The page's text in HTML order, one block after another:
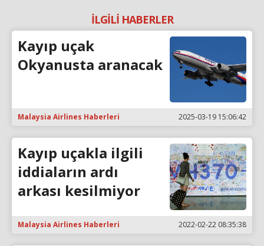
İLGİLİ HABERLER
Kayıp uçak
Okyanusta aranacak
Malaysia Airlines Haberleri 2025-03-19 15:06:42
Kayıp uçakla ilgili
iddiaların ardı
arkası kesilmiyor
Malaysia Airlines Haberleri 2022-02-22 08:35:38